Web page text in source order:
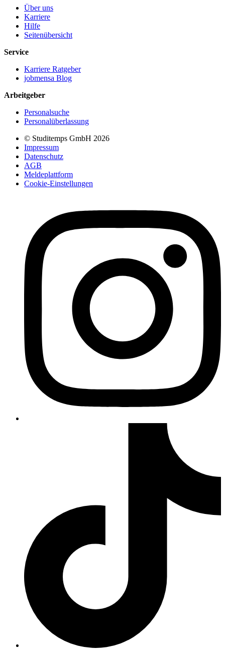
Über uns
Karriere
Hilfe
Seitenübersicht
Service
Karriere Ratgeber
jobmensa Blog
Arbeitgeber
Personalsuche
Personalüberlassung
© Studitemps GmbH 2026
Impressum
Datenschutz
AGB
Meldeplattform
Cookie-Einstellungen